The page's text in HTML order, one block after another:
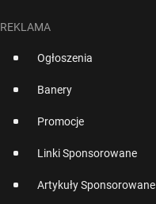
REKLAMA
Ogłoszenia
Banery
Promocje
Linki Sponsorowane
Artykuły Sponsorowane